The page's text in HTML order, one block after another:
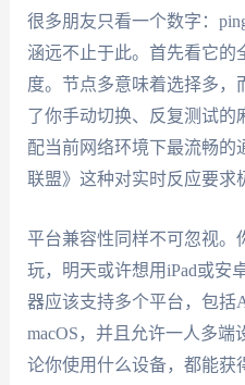
很多朋友只看一个数字：
涵远不止于此。首先看它的
度。节点多意味着选择多，
了你手动切换、反复测试的
配当前网络环境下最流畅的
联盟》这种对实时反应要求
平台兼容性同样不可忽视。
玩，明天或许想用iPad或安
器应该支持多个平台，包括
macOS，并且允许一人多
论你使用什么设备，都能获